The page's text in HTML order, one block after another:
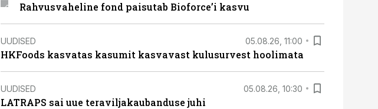
Rahvusvaheline fond paisutab Bioforce’i kasvu
UUDISED 05.08.26, 11:00
HKFoods kasvatas kasumit kasvavast kulusurvest hoolimata
UUDISED 05.08.26, 10:30
LATRAPS sai uue teraviljakaubanduse juhi